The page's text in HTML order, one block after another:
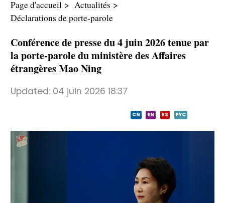
Espa
عربي
Page d'accueil
Actualités
Déclarations de porte-parole
Conférence de presse du 4 juin 2026 tenue par
la porte-parole du ministère des Affaires
étrangères Mao Ning
Updated: 04 juin 2026 18:37
CN EN ES PYC